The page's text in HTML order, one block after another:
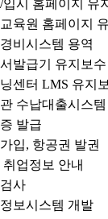
입시 홈페이지 유
육원 홈페이지
비시스템 용역
발급기 유지보수
센터 LMS 유지
수납대출시스
발급
입, 항공권 발권
취업정보 안내
사
보시스템 개발